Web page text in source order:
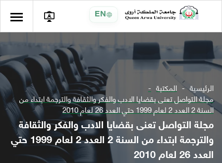
EN
الرئيسية المكتبة
مجلة التواصل تعنى بقضايا الادب والفكر والثقافة والترجمة ابتداء من
السنة 2 العدد 2 لعام 1999 حتي العدد 26 لعام 2010
مجلة التواصل تعنى بقضايا الادب والفكر والثقافة
والترجمة ابتداء من السنة 2 العدد 2 لعام 1999 حتي
العدد 26 لعام 2010